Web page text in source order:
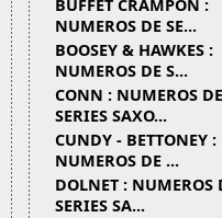
BUFFET CRAMPON :
NUMEROS DE SE...
BOOSEY & HAWKES :
NUMEROS DE S...
CONN : NUMEROS DE
SERIES SAXO...
CUNDY - BETTONEY :
NUMEROS DE ...
DOLNET : NUMEROS
SERIES SA...